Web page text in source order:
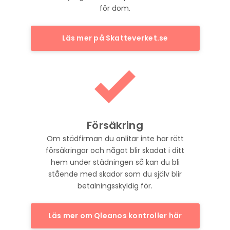
för dom.
Läs mer på Skatteverket.se
Försäkring
Om städfirman du anlitar inte har rätt
försäkringar och något blir skadat i ditt
hem under städningen så kan du bli
stående med skador som du själv blir
betalningsskyldig för.
Läs mer om Qleanos kontroller här